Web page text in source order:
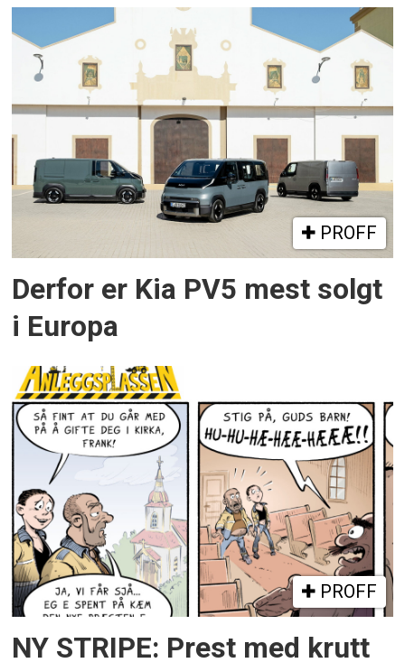
PROFF
Derfor er Kia PV5 mest solgt
i Europa
PROFF
NY STRIPE: Prest med krutt